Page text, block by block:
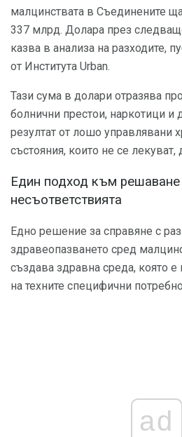
малцинствата в Съединените
337 млрд. Долара през
казва в анализа на разходите,
от Института Urban.
Тази сума в долари отразява
болнични престои, наркотици и
резултат от лошо управлявани
състояния, които не се лекуват,
Един подход към решаване
несъответствията
Едно решение за справяне с
здравеопазването сред
създава здравна среда, която е
на техните специфични
ad